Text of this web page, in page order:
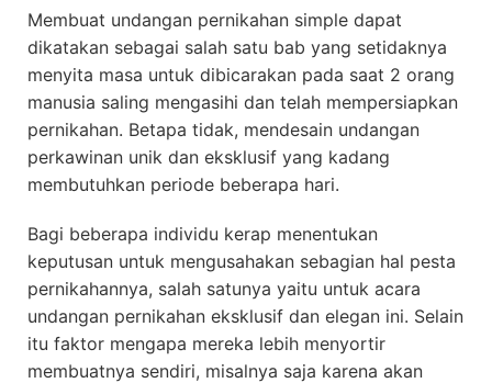
Membuat undangan pernikahan simple dapat
dikatakan sebagai salah satu bab yang setidaknya
menyita masa untuk dibicarakan pada saat 2 orang
manusia saling mengasihi dan telah mempersiapkan
pernikahan. Betapa tidak, mendesain undangan
perkawinan unik dan eksklusif yang kadang
membutuhkan periode beberapa hari.
Bagi beberapa individu kerap menentukan
keputusan untuk mengusahakan sebagian hal pesta
pernikahannya, salah satunya yaitu untuk acara
undangan pernikahan eksklusif dan elegan ini. Selain
itu faktor mengapa mereka lebih menyortir
membuatnya sendiri, misalnya saja karena akan